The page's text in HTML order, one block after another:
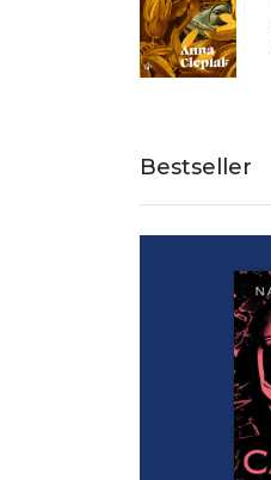
Bestseller